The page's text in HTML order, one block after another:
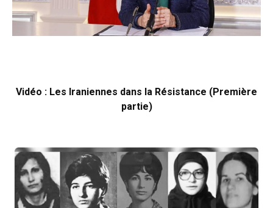
Vidéo : Les Iraniennes dans la Résistance (Première
partie)